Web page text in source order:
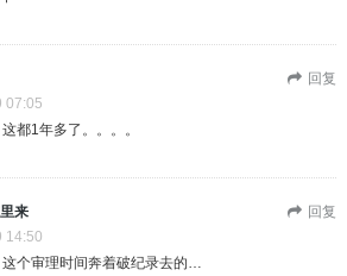
回复
07:05
都1年多了。。。。
来
回复
14:50
个审理时间奔着破纪录去的…